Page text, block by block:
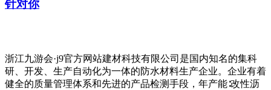
针对你
浙江九游会·j9官方网站建材科技有限公司是国内知名的集科
研、开发、生产自动化为一体的防水材料生产企业。企业有着
健全的质量管理体系和先进的产品检测手段，年产能∶改性沥